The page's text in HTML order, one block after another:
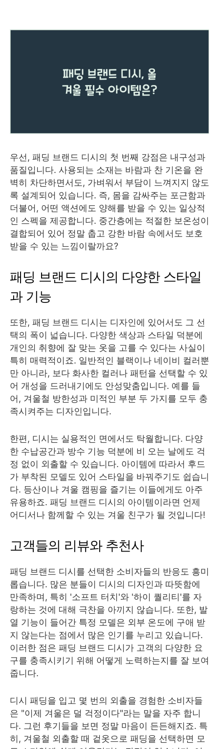
우선, 패딩 브랜드 디시의 첫 번째 강점은 내구성과
품질입니다. 사용되는 소재는 바람과 찬 기온을 완
벽히 차단하면서도, 가벼워서 부담이 느껴지지 않도
록 설계되어 있습니다. 즉, 몸을 감싸주는 포근함과
더불어, 어떤 액션에도 양해를 받을 수 있는 일상적
인 스펙을 제공합니다. 중간층에는 적절한 보온성이
결합되어 있어 정말 춥고 강한 바람 속에서도 보호
받을 수 있는 느낌이랄까요?
패딩 브랜드 디시의 다양한 스타일
과 기능
또한, 패딩 브랜드 디시는 디자인에 있어서도 그 선
택의 폭이 넓습니다. 다양한 색상과 스타일 덕분에
개인의 취향에 잘 맞는 옷을 고를 수 있다는 사실이
특히 매력적이죠. 일반적인 블랙이나 네이비 컬러뿐
만 아니라, 보다 화사한 컬러나 패턴을 선택할 수 있
어 개성을 드러내기에도 안성맞춤입니다. 예를 들
어, 겨울철 방한성과 미적인 부분 두 가지를 모두 충
족시켜주는 디자인입니다.
한편, 디시는 실용적인 면에서도 탁월합니다. 다양
한 수납공간과 방수 기능 덕분에 비 오는 날에도 걱
정 없이 외출할 수 있습니다. 아이템에 따라서 후드
가 부착된 모델도 있어 스타일을 바꿔주기도 쉽습니
다. 등산이나 겨울 캠핑을 즐기는 이들에게도 아주
유용하죠. 패딩 브랜드 디시의 아이템이라면 언제
어디서나 함께할 수 있는 겨울 친구가 될 것입니다!
고객들의 리뷰와 추천사
패딩 브랜드 디시를 선택한 소비자들의 반응도 흥미
롭습니다. 많은 분들이 디시의 디자인과 따뜻함에
만족하며, 특히 '소프트 터치'와 '하이 퀄리티'를 자
랑하는 것에 대해 극찬을 아끼지 않습니다. 또한, 발
열 기능이 들어간 특정 모델은 외부 온도에 구애 받
지 않는다는 점에서 많은 인기를 누리고 있습니다.
이러한 점은 패딩 브랜드 디시가 고객의 다양한 요
구를 충족시키기 위해 어떻게 노력하는지를 잘 보여
줍니다.
디시 패딩을 입고 몇 번의 외출을 경험한 소비자들
은 "이제 겨울은 덜 걱정이다"라는 말을 자주 합니
다. 그런 후기들을 보면 정말 마음이 든든해지죠. 특
히, 겨울철 외출할 때 겉옷으로 패딩을 선택하면 모